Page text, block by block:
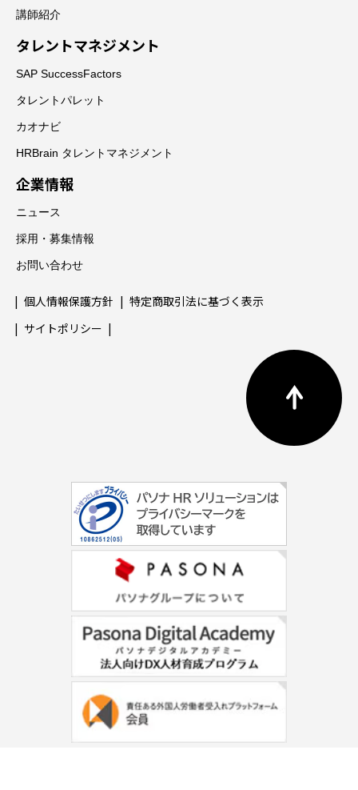
講師紹介
タレントマネジメント
SAP SuccessFactors
タレントパレット
カオナビ
HRBrain タレントマネジメント
企業情報
ニュース
採用・募集情報
お問い合わせ
個人情報保護方針
特定商取引法に基づく表示
サイトポリシー